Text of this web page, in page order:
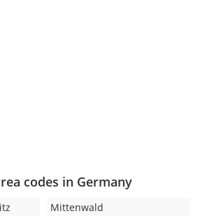
codes in Germany
Mittenwald